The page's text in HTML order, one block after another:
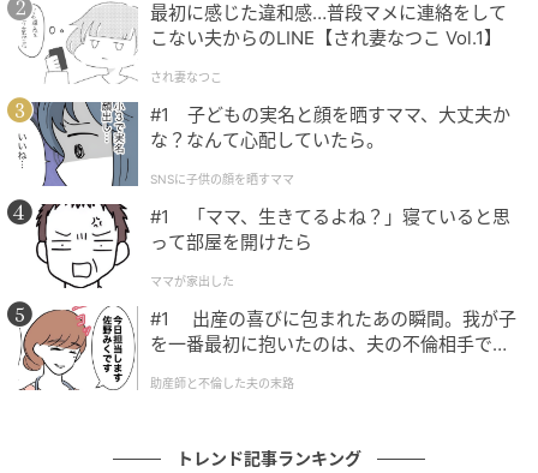
驚きの価格に「安い！」と驚く声が上がる一方で、同
じように「ジュース用」や「ジャム用」として売られ
ている果物を購入し、そのまま食べてみると「おいし
かった」という共感の声も多く寄せられていました。
見た目だけでは分からない“掘り出し物”の果物に出会
った経験がある人も少なくないようです。
驚きの価格で並ぶ果物を見ると、「味は大丈夫なのだ
ろうか」と気になってしまうもの。しかし、実際に食
べてみると十分おいしいものも少なくありません。見
た目だけで判断せず手に取ってみれば、お得に味わえ
るだけでなく、フードロスの削減にもつながるのかも
最初に感じた違和感…普段マメに連絡をして
こない夫からのLINE【され妻なつこ Vol.1】
され妻なつこ
#1 子どもの実名と顔を晒すママ、大丈夫か
な？なんて心配していたら。
SNSに子供の顔を晒すママ
#1 「ママ、生きてるよね？」寝ていると思
って部屋を開けたら
ママが家出した
#1 出産の喜びに包まれたあの瞬間。我が子
を一番最初に抱いたのは、夫の不倫相手でし
助産師と不倫した夫の末路
トレンド記事ランキング